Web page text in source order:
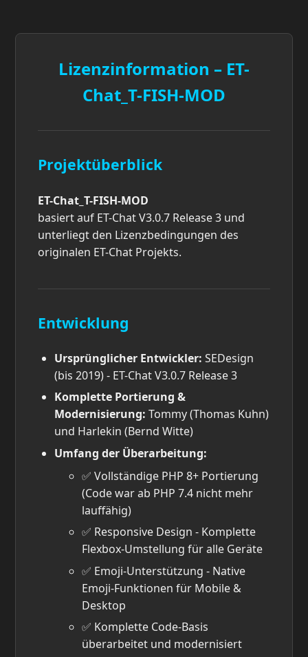
Lizenzinformation – ET-
Chat_T-FISH-MOD
Projektüberblick
ET-Chat_T-FISH-MOD
basiert auf ET-Chat V3.0.7 Release 3 und
unterliegt den Lizenzbedingungen des
originalen ET-Chat Projekts.
Entwicklung
Ursprünglicher Entwickler: SEDesign
(bis 2019) - ET-Chat V3.0.7 Release 3
Komplette Portierung &
Modernisierung: Tommy (Thomas Kuhn)
und Harlekin (Bernd Witte)
Umfang der Überarbeitung:
✅ Vollständige PHP 8+ Portierung
(Code war ab PHP 7.4 nicht mehr
lauffähig)
✅ Responsive Design - Komplette
Flexbox-Umstellung für alle Geräte
✅ Emoji-Unterstützung - Native
Emoji-Funktionen für Mobile &
Desktop
✅ Komplette Code-Basis
überarbeitet und modernisiert